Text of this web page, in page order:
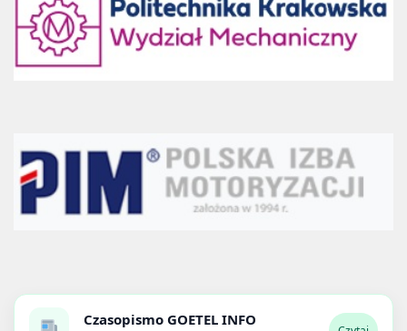
Czasopismo GOETEL INFO